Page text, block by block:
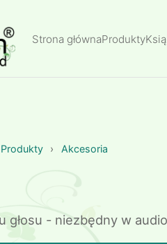
Strona głównaProdukty
Produkty › Akcesoria
głosu - niezbędny w